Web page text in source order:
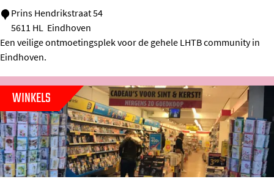
r
s
P
n
5
Prins Hendrikstraat 54
5611 HL Eindhoven
Een veilige ontmoetingsplek voor de gehele LHTB community in
Eindhoven.
WINKELS